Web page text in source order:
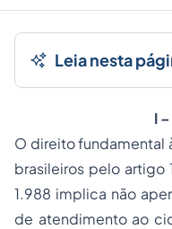
Leia nesta
I
O direito fundamental
brasileiros pelo artigo
1.988 implica não
de atendimento ao